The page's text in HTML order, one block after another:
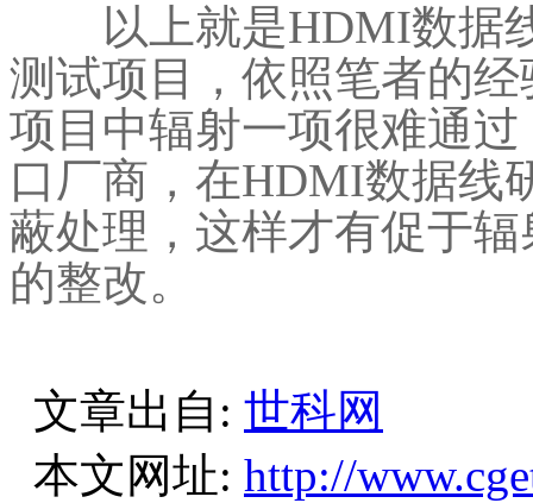
以上就是HDMI数据
测试项目，依照笔者的
项目中辐射一项很难通
口厂商，在HDMI数据线
蔽处理，这样才有促于
的整改。
文章出自: 世科网
本文网址: http://